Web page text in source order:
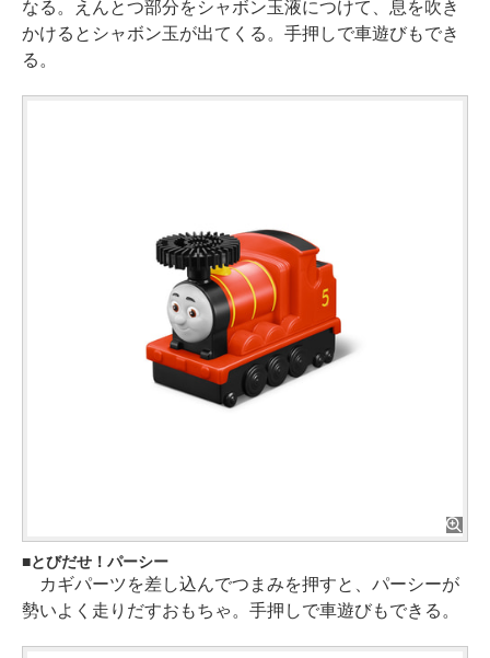
なる。えんとつ部分をシャボン玉液につけて、息を吹き
かけるとシャボン玉が出てくる。手押しで車遊びもでき
る。
とびだせ！パーシー
カギパーツを差し込んでつまみを押すと、パーシーが
勢いよく走りだすおもちゃ。手押しで車遊びもできる。